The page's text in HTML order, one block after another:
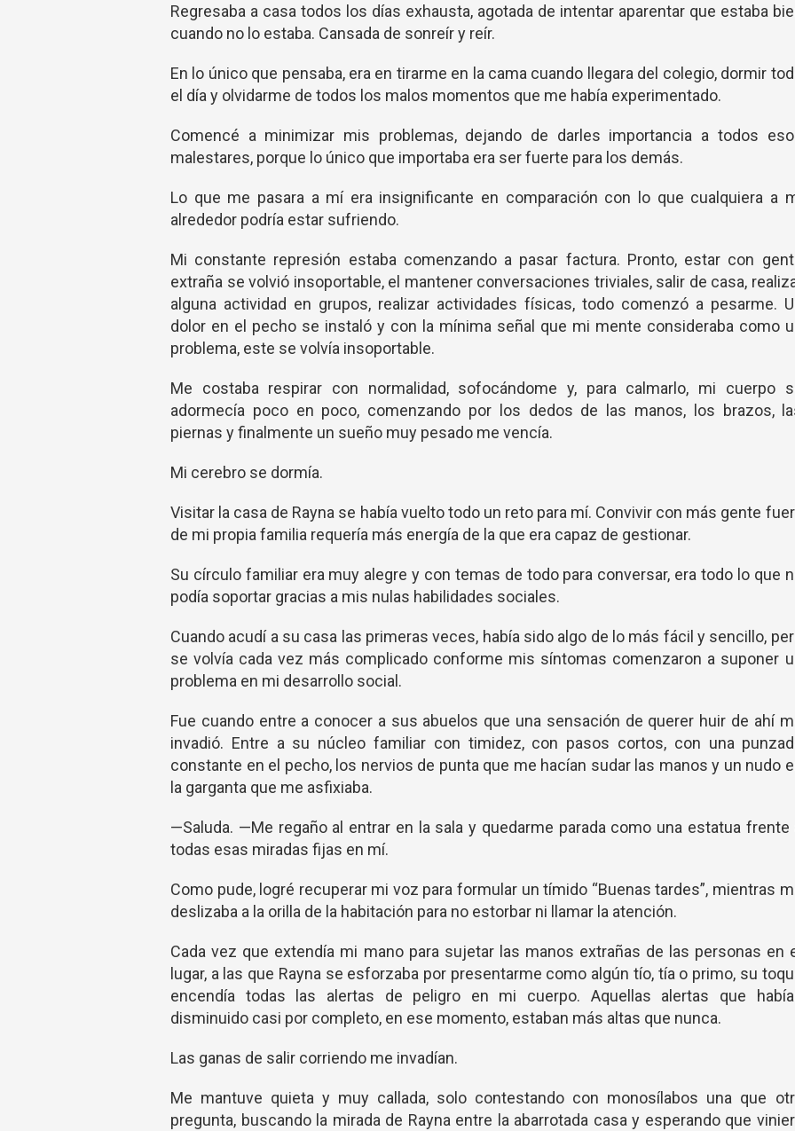
Regresaba a casa todos los días exhausta, agotada de intentar aparentar que estaba
cuando no lo estaba. Cansada de sonreír y reír.
En lo único que pensaba, era en tirarme en la cama cuando llegara del colegio, dormir
el día y olvidarme de todos los malos momentos que me había experimentado.
Comencé a minimizar mis problemas, dejando de darles importancia a todos
malestares, porque lo único que importaba era ser fuerte para los demás.
Lo que me pasara a mí era insignificante en comparación con lo que cualquiera a
alrededor podría estar sufriendo.
Mi constante represión estaba comenzando a pasar factura. Pronto, estar con
extraña se volvió insoportable, el mantener conversaciones triviales, salir de casa,
alguna actividad en grupos, realizar actividades físicas, todo comenzó a pesarme.
dolor en el pecho se instaló y con la mínima señal que mi mente consideraba como
problema, este se volvía insoportable.
Me costaba respirar con normalidad, sofocándome y, para calmarlo, mi cuerpo
adormecía poco en poco, comenzando por los dedos de las manos, los brazos,
piernas y finalmente un sueño muy pesado me vencía.
Mi cerebro se dormía.
Visitar la casa de Rayna se había vuelto todo un reto para mí. Convivir con más gente
de mi propia familia requería más energía de la que era capaz de gestionar.
Su círculo familiar era muy alegre y con temas de todo para conversar, era todo lo que
podía soportar gracias a mis nulas habilidades sociales.
Cuando acudí a su casa las primeras veces, había sido algo de lo más fácil y sencillo,
se volvía cada vez más complicado conforme mis síntomas comenzaron a suponer
problema en mi desarrollo social.
Fue cuando entre a conocer a sus abuelos que una sensación de querer huir de ahí
invadió. Entre a su núcleo familiar con timidez, con pasos cortos, con una
constante en el pecho, los nervios de punta que me hacían sudar las manos y un nudo
la garganta que me asfixiaba.
—Saluda. —Me regaño al entrar en la sala y quedarme parada como una estatua frente
todas esas miradas fijas en mí.
Como pude, logré recuperar mi voz para formular un tímido “Buenas tardes”, mientras
deslizaba a la orilla de la habitación para no estorbar ni llamar la atención.
Cada vez que extendía mi mano para sujetar las manos extrañas de las personas en
lugar, a las que Rayna se esforzaba por presentarme como algún tío, tía o primo, su
encendía todas las alertas de peligro en mi cuerpo. Aquellas alertas que
disminuido casi por completo, en ese momento, estaban más altas que nunca.
Las ganas de salir corriendo me invadían.
Me mantuve quieta y muy callada, solo contestando con monosílabos una que
pregunta, buscando la mirada de Rayna entre la abarrotada casa y esperando que